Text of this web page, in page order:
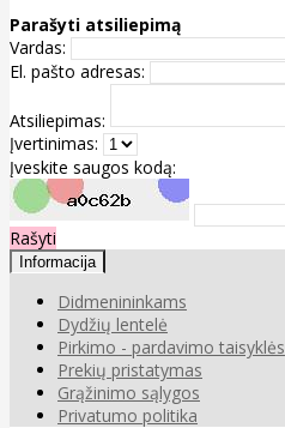
Parašyti atsiliepimą
Vardas:
El. pašto adresas:
Atsiliepimas:
Įvertinimas:
Įveskite saugos kodą:
Rašyti
Informacija
Didmenininkams
Dydžių lentelė
Pirkimo - pardavimo taisyklės
Prekių pristatymas
Grąžinimo sąlygos
Privatumo politika